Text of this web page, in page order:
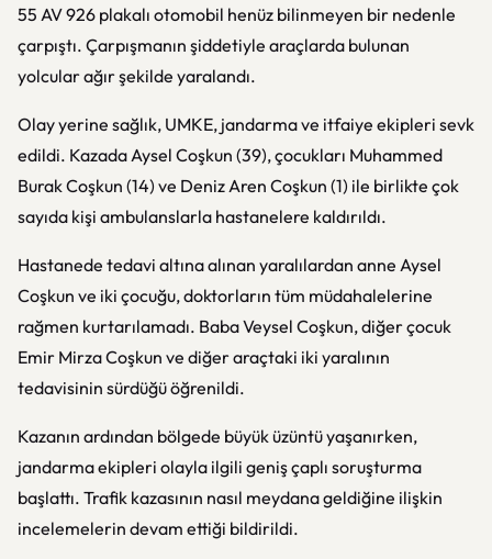
55 AV 926 plakalı otomobil henüz bilinmeyen bir nedenle
çarpıştı. Çarpışmanın şiddetiyle araçlarda bulunan
yolcular ağır şekilde yaralandı.
Olay yerine sağlık, UMKE, jandarma ve itfaiye ekipleri sevk
edildi. Kazada Aysel Coşkun (39), çocukları Muhammed
Burak Coşkun (14) ve Deniz Aren Coşkun (1) ile birlikte çok
sayıda kişi ambulanslarla hastanelere kaldırıldı.
Hastanede tedavi altına alınan yaralılardan anne Aysel
Coşkun ve iki çocuğu, doktorların tüm müdahalelerine
rağmen kurtarılamadı. Baba Veysel Coşkun, diğer çocuk
Emir Mirza Coşkun ve diğer araçtaki iki yaralının
tedavisinin sürdüğü öğrenildi.
Kazanın ardından bölgede büyük üzüntü yaşanırken,
jandarma ekipleri olayla ilgili geniş çaplı soruşturma
başlattı. Trafik kazasının nasıl meydana geldiğine ilişkin
incelemelerin devam ettiği bildirildi.